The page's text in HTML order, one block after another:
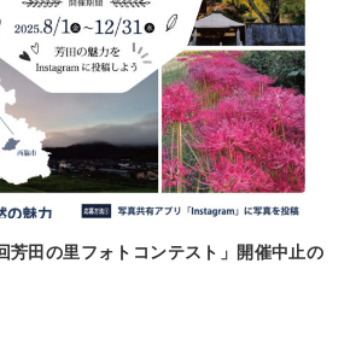
芳田の里フォトコンテスト」開催中止の